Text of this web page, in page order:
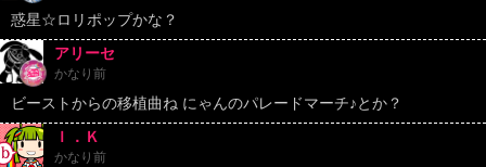
惑星☆ロリポップかな？
アリーセ
かなり前
ビーストからの移植曲ね にゃんのパレードマーチ♪とか？
Ｉ．Ｋ
かなり前